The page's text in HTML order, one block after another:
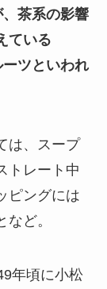
茶系の影響
ている
ツといわれ
は、スープ
トレート中
ピングには
ど。
年頃に小松